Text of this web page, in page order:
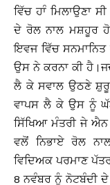
ਵਿੱਚ ਹਾੰ ਮਿਲਾਉਣਾ
ਦੇ ਰੋਲ ਨਾਲ ਮਸ਼ਹੂਰ
ਇਵਜ ਵਿੱਚ ਸਨਮਾਨਿਤ
ਉਸ ਨੇ ਕਰਨਾ ਕੀ
ਲੈ ਕੇ ਸਵਾਲ ਉਠਣੇ
ਵਾਪਸ ਲੈ ਕੇ ਉਸ ਨੂੰ
ਸਿੱਖਿਆ ਮੰਤਰੀ ਜੇ
ਵਲੋਂ ਨਿਭਾਏ ਰੋਲ
ਵਿਦਿਅਕ ਪਰਮਾਣ
8 ਨਵੰਬਰ ਨੂੰ ਨੋਟਬੰਦੀ